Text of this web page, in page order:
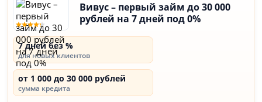
Вивус – первый займ до 30 000
рублей на 7 дней под 0%
7 дней без %
для новых клиентов
от 1 000 до 30 000 рублей
сумма кредита